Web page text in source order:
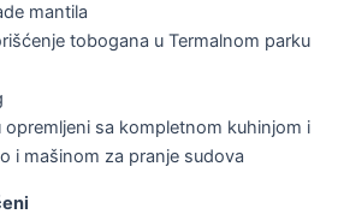
mantila
tobogana u Termalnom parku
opremljeni sa kompletnom kuhinjom i
i mašinom za pranje sudova